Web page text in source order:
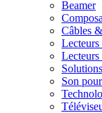
Beamer
Câbles
Lecteurs
Lecteurs
Son